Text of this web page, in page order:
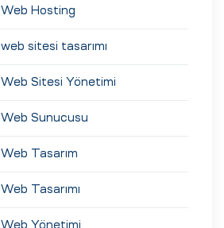
Web Hosting
web sitesi tasarımı
Web Sitesi Yönetimi
Web Sunucusu
Web Tasarım
Web Tasarımı
Web Yönetimi